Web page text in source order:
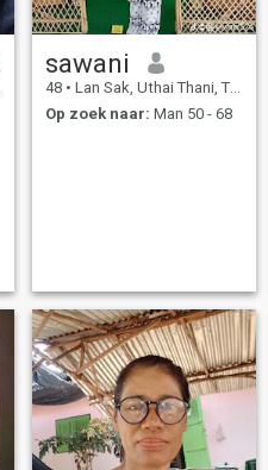
sawani
48 • Lan Sak, Uthai Thani, Thailand
Op zoek naar: Man 50 - 68